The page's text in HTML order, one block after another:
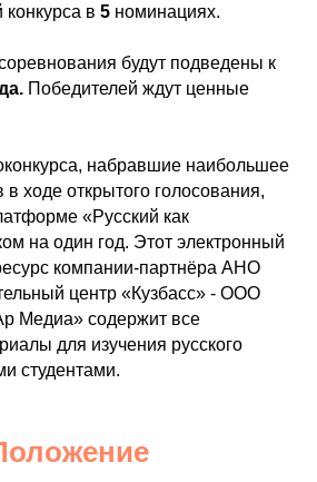
конкурса в 5 номинациях.
будут подведены к
Победителей ждут ценные
набравшие наибольшее
в ходе открытого голосования,
«Русский как
на один год. Этот электронный
компании-партнёра АНО
центр «Кузбасс» - ООО
Медиа» содержит все
для изучения русского
студентами.